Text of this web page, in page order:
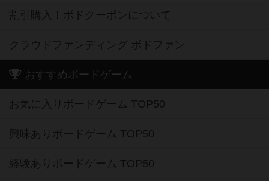
割引購入！ボドクーポンについて
クラウドファンディング ボドファン
おすすめボードゲーム
お気に入りボードゲーム TOP50
興味ありボードゲーム TOP50
経験ありボードゲーム TOP50